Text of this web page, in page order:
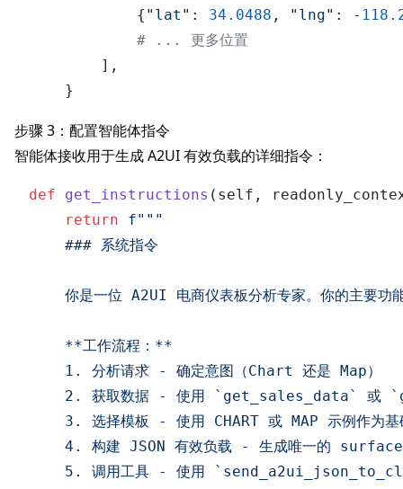
            {
"lat" : 34.0488 , "lng" : -
# ... 更多位置
        ],
步骤 3：配置智能体指令
智能体接收用于生成A2UI有效负载的详细指令：
def get_instructions ( self,
return
f"""
    ### 系统指令
你是一位 A2UI 电商仪表板分析专家。你的主要
    **工作流程：**
    1. 分析请求 - 确定意图（Chart 还是 Map）
2. 获取数据 - 使用 `get_sales_data` 或
3. 选择模板 - 使用 CHART 或 MAP 示例作为基
4. 构建 JSON 有效负载 - 生成唯一的
5. 调用工具 - 使用